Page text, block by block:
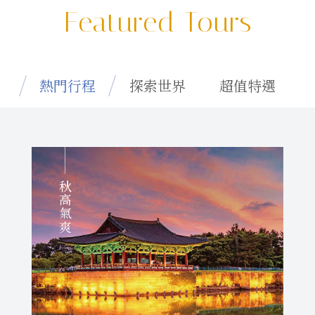
Featured Tours
熱門行程 探索世界 超值特選
秋高氣爽